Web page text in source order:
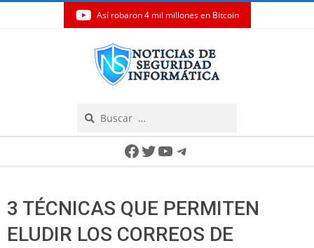
Así robaron 4 mil millones en Bitcoin
Facebook
Twitter
YouTube
Telegram
3 TÉCNICAS QUE PERMITEN
ELUDIR LOS CORREOS DE